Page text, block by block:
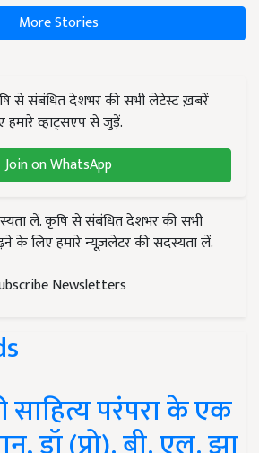
More Stories
से संबंधित देशभर की सभी लेटेस्ट ख़बरें
व्हाट्सएप से जुड़ें.
Join on WhatsApp
लें. कृषि से संबंधित देशभर की सभी
के लिए हमारे न्यूज़लेटर की सदस्यता लें.
Newsletters
साहित्य परंपरा के एक